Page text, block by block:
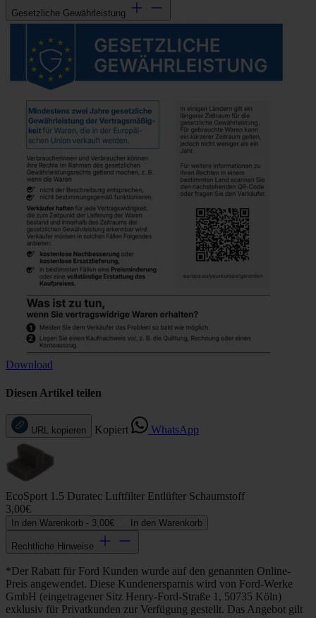
Gesetzliche Gewährleistung
Download
Diesen Artikel teilen
URL kopieren Kopiert WhatsApp
EcoSport 1.5 Duratec Luftfilter Entlüfter Schaumstoff
3,00€
In den Warenkorb - 3,00€ In den Warenkorb
Rechtliche Hinweise
*Der Rabatt für Ford Kunden wurde auf den genannten Online-
Preis angewendet. Diese Kundenersparnis wird von Ford-Werke
GmbH (eingetragener Sitz Henry-Ford-Straße 1, 50735 Köln)
exklusiv für Privatkunden zur Verfügung gestellt. Das Angebot gilt